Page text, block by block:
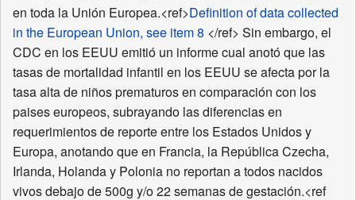
en toda la Unión Europea.<ref>Definition of data collected
in the European Union, see item 8 </ref> Sin embargo, el
CDC en los EEUU emitió un informe cual anotó que las
tasas de mortalidad infantil en los EEUU se afecta por la
tasa alta de niños prematuros en comparación con los
paises europeos, subrayando las diferencias en
requerimientos de reporte entre los Estados Unidos y
Europa, anotando que en Francia, la República Czecha,
Irlanda, Holanda y Polonia no reportan a todos nacidos
vivos debajo de 500g y/o 22 semanas de gestación.<ref